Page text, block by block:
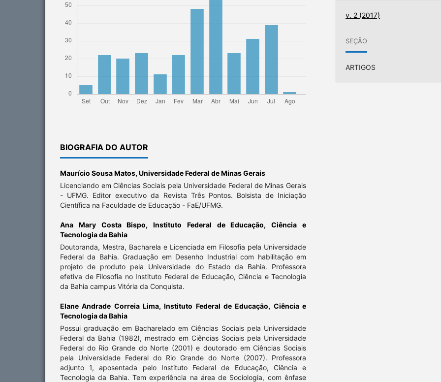
BIOGRAFIA DO AUTOR
Maurício Sousa Matos, Universidade Federal de Minas Gerais
Licenciando em Ciências Sociais pela Universidade Federal de Minas Gerais
- UFMG. Editor executivo da Revista Três Pontos. Bolsista de Iniciação
Científica na Faculdade de Educação - FaE/UFMG.
Ana Mary Costa Bispo,Instituto Federal de Educação, Ciência e
Tecnologia da Bahia
Doutoranda, Mestra, Bacharela e Licenciada em Filosofia pela Universidade
Federal da Bahia. Graduação em Desenho Industrial com habilitação em
projeto de produto pela Universidade do Estado da Bahia. Professora
efetiva de Filosofia no Instituto Federal de Educação, Ciência e Tecnologia
da Bahia campus Vitória da Conquista.
Elane Andrade Correia Lima,Instituto Federal de Educação, Ciência e
Tecnologia da Bahia
Possui graduação em Bacharelado em Ciências Sociais pela Universidade
Federal da Bahia (1982), mestrado em Ciências Sociais pela Universidade
Federal do Rio Grande do Norte (2001) e doutorado em Ciências Sociais
pela Universidade Federal do Rio Grande do Norte (2007). Professora
adjunto 1, aposentada pelo Instituto Federal de Educação, Ciência e
Tecnologia da Bahia. Tem experiência na área de Sociologia, com ênfase
v. 2 (2017)
SEÇÃO
ARTIGOS